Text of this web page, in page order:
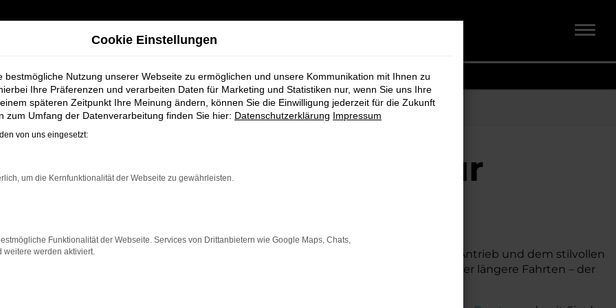
+ Koch für Nordenham
bei Schmidt + Koch für
einen Neuwagen suchen. Mit seiner modernen Technik, seinem effizienten Antrieb und dem stilvollen
und komfortables Fahrzeug möchte. Egal, ob für den Stadtverkehr oder längere Fahrten – der
und eine herausragende Wirtschaftlichkeit.
Cookie Einstellungen
bestmögliche Nutzung unserer Webseite zu ermöglichen und unsere Kommunikation mit Ihnen zu
Ihre Präferenzen und verarbeiten Daten für Marketing und Statistiken nur, wenn Sie uns Ihre
späteren Zeitpunkt Ihre Meinung ändern, können Sie die Einwilligung jederzeit für die Zukunft
zum Umfang der Datenverarbeitung finden Sie hier: Datenschutzerklärung Impressum
von uns eingesetzt:
um die Kernfunktionalität der Webseite zu gewährleisten.
Funktionalität der Webseite. Services von Drittanbietern wie Google Maps, Chats,
weitere werden aktiviert.